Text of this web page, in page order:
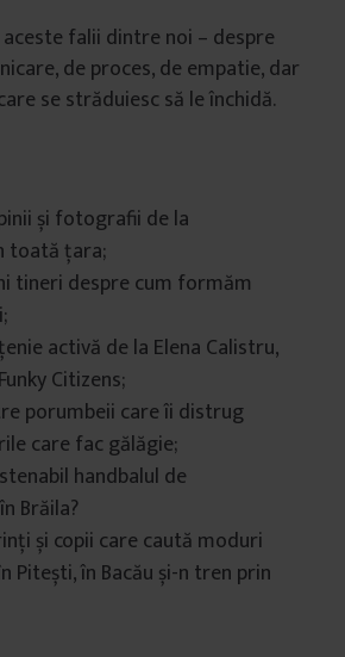
falii dintre noi – despre
de proces, de empatie, dar
se străduiesc să le închidă.
și fotografii de la
toată țara;
tineri despre cum formăm
activă de la Elena Calistru,
Citizens;
porumbeii care îi distrug
care fac gălăgie;
handbalul de
Brăila?
și copii care caută moduri
Pitești, în Bacău și-n tren prin